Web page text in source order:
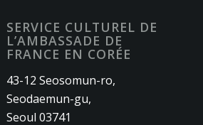
SERVICE CULTUREL DE
L’AMBASSADE DE
FRANCE EN CORÉE
43-12 Seosomun-ro,
Seodaemun-gu,
Seoul 03741